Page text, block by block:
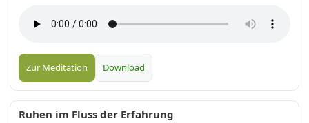
Zur Meditation Download
Ruhen im Fluss der Erfahrung